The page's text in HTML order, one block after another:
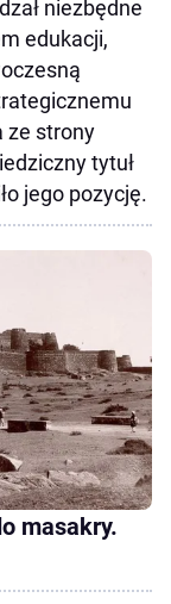
niezbędne
edukacji,
ze strony
tytuł
jego pozycję.
masakry.